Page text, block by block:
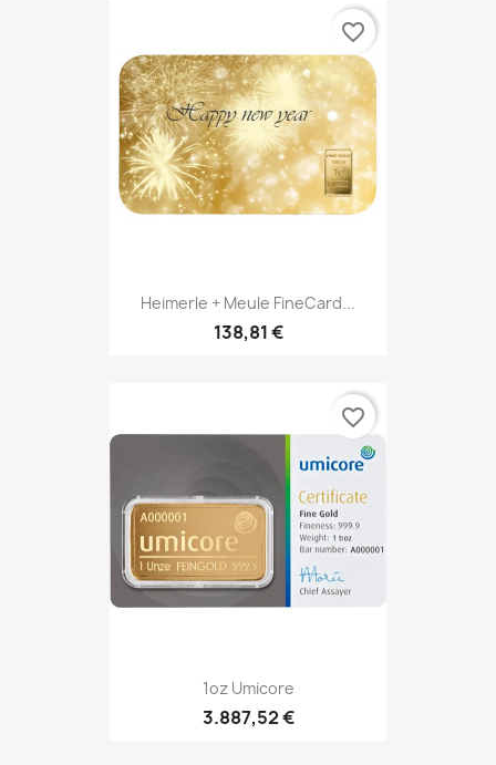
Heimerle + Meule FineCard...
138,81 €
favorite_border
1oz Umicore
3.887,52 €
favorite_border